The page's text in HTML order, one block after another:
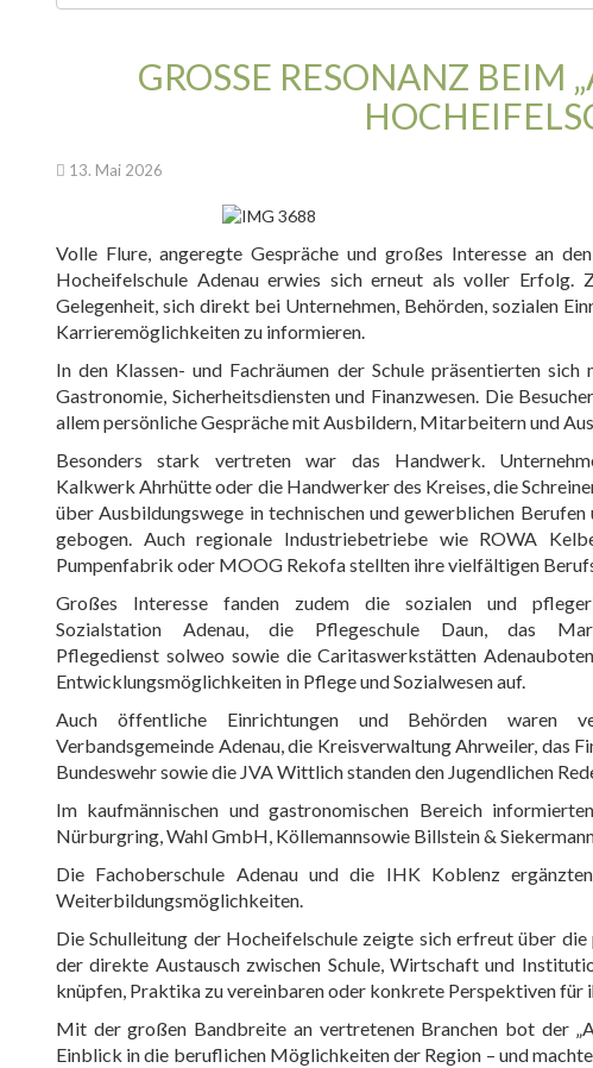
GROSSE RESONANZ BEIM
13. Mai 2026
Volle Flure, angeregte Gespräche und großes Interesse an
Hocheifelschule Adenau erwies sich erneut als voller Erfolg.
Gelegenheit, sich direkt bei Unternehmen, Behörden, sozialen
Karrieremöglichkeiten zu informieren.
In den Klassen- und Fachräumen der Schule präsentierten
Gastronomie, Sicherheitsdiensten und Finanzwesen. Die
allem persönliche Gespräche mit Ausbildern, Mitarbeitern und
Besonders stark vertreten war das Handwerk.
Kalkwerk Ahrhütte oder die Handwerker des Kreises, die
über Ausbildungswege in technischen und gewerblichen
gebogen. Auch regionale Industriebetriebe wie ROWA
Pumpenfabrik oder MOOG Rekofa stellten ihre vielfältigen
Großes Interesse fanden zudem die sozialen und
Sozialstation Adenau, die Pflegeschule Daun, das
Pflegedienst solweo sowie die Caritaswerkstätten
Entwicklungsmöglichkeiten in Pflege und Sozialwesen auf.
Auch öffentliche Einrichtungen und Behörden
Verbandsgemeinde Adenau, die Kreisverwaltung Ahrweiler, das
Bundeswehr sowie die JVA Wittlich standen den Jugendlichen
Im kaufmännischen und gastronomischen Bereich
Nürburgring, Wahl GmbH, Köllemannsowie Billstein &
Die Fachoberschule Adenau und die IHK Koblenz
Weiterbildungsmöglichkeiten.
Die Schulleitung der Hocheifelschule zeigte sich erfreut über
der direkte Austausch zwischen Schule, Wirtschaft und
knüpfen, Praktika zu vereinbaren oder konkrete Perspektiven
Mit der großen Bandbreite an vertretenen Branchen bot der
Einblick in die beruflichen Möglichkeiten der Region – und